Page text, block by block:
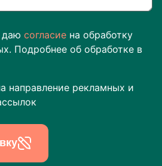
даю согласие на обработку
Подробнее об обработке в
направление рекламных и